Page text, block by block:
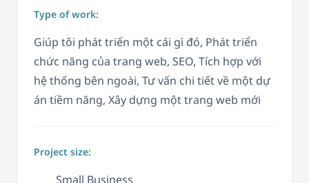
Type of work:
Giúp tôi phát triển một cái gì đó, Phát triển
chức năng của trang web, SEO, Tích hợp với
hệ thống bên ngoài, Tư vấn chi tiết về một dự
án tiềm năng, Xây dựng một trang web mới
Project size:
Small Business